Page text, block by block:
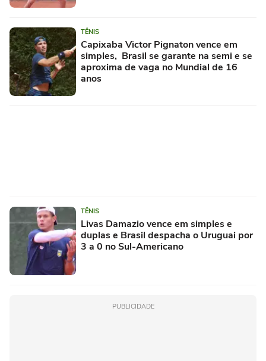
TÊNIS
Capixaba Victor Pignaton vence em
simples, Brasil se garante na semi e se
aproxima de vaga no Mundial de 16
anos
TÊNIS
Livas Damazio vence em simples e
duplas e Brasil despacha o Uruguai por
3 a 0 no Sul-Americano
PUBLICIDADE